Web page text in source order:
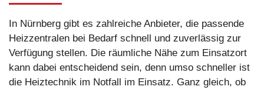
In Nürnberg gibt es zahlreiche Anbieter, die passende
Heizzentralen bei Bedarf schnell und zuverlässig zur
Verfügung stellen. Die räumliche Nähe zum Einsatzort
kann dabei entscheidend sein, denn umso schneller ist
die Heiztechnik im Notfall im Einsatz. Ganz gleich, ob